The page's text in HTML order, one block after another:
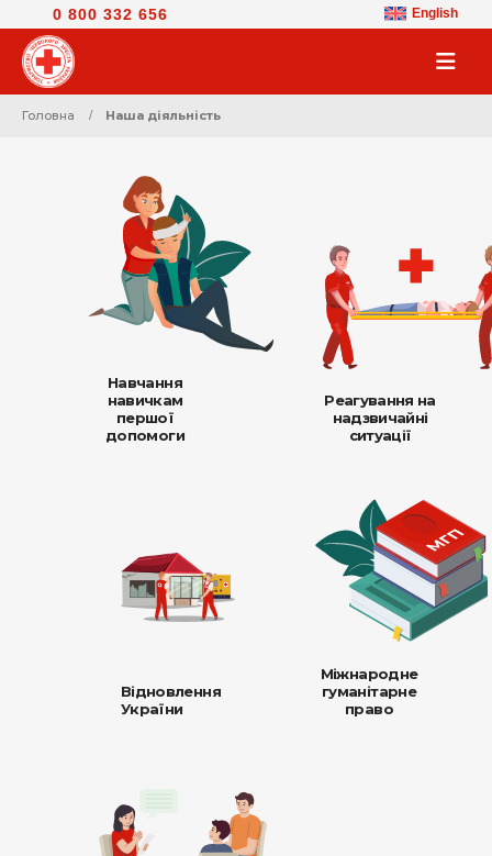
0 800 332 656 English
Головна Наша дiяльнiсть
Навчання
навичкам
першої
допомоги
Реагування на
надзвичайні
ситуації
Відновлення
України
Міжнародне
гуманітарне
право